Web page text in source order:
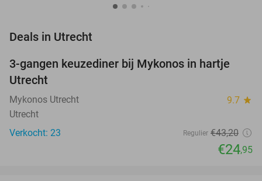
Deals in Utrecht
42%
NEW
TODAY
3-gangen keuzediner bij Mykonos in hartje
Utrecht
Mykonos Utrecht 9.7 star
Utrecht
Verkocht: 23
Regulier €43,20
€24,95